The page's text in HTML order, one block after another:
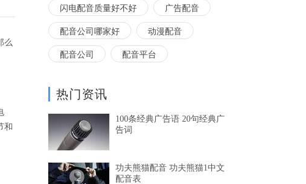
么
和
闪电配音质量好不好
广告配音
配音公司哪家好
动漫配音
配音公司
配音平台
热门资讯
100条经典广告语 20句经典广
告词
功夫熊猫配音 功夫熊猫1中文
配音表